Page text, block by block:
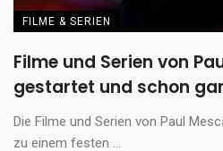
FILME & SERIEN
Filme und Serien von
gestartet und schon
Die Filme und Serien von Paul
zu einem festen ...